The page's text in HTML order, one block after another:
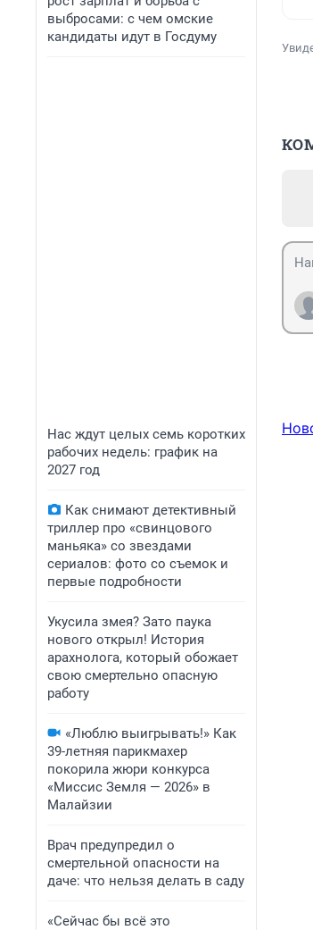
выбросами: с чем омские
кандидаты идут в Госдуму
Нас ждут целых семь коротких
рабочих недель: график на
2027 год
Как снимают детективный
триллер про «свинцового
маньяка» со звездами
сериалов: фото со съемок и
первые подробности
Укусила змея? Зато паука
нового открыл! История
арахнолога, который обожает
свою смертельно опасную
работу
«Люблю выигрывать!» Как
39-летняя парикмахер
покорила жюри конкурса
«Миссис Земля — 2026» в
Малайзии
Врач предупредил о
смертельной опасности на
даче: что нельзя делать в саду
«Сейчас бы всё это